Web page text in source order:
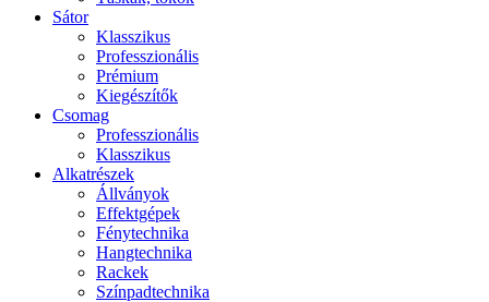
Sátor
Klasszikus
Professzionális
Prémium
Kiegészítők
Csomag
Professzionális
Klasszikus
Alkatrészek
Állványok
Effektgépek
Fénytechnika
Hangtechnika
Rackek
Színpadtechnika